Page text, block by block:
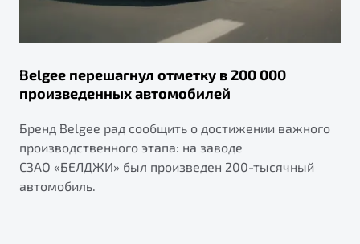
Belgee перешагнул отметку в 200 000
произведенных автомобилей
Бренд Belgee рад сообщить о достижении важного
производственного этапа: на заводе
СЗАО «БЕЛДЖИ» был произведен 200-тысячный
автомобиль.